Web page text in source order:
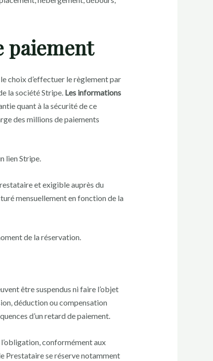
paiement
choix d’effectuer le règlement par
la société Stripe. Les informations
quant à la sécurité de ce
des millions de paiements
lien Stripe.
et exigible auprès du
mensuellement en fonction de la
de la réservation.
être suspendus ni faire l’objet
déduction ou compensation
d’un retard de paiement.
conformément aux
Prestataire se réserve notamment